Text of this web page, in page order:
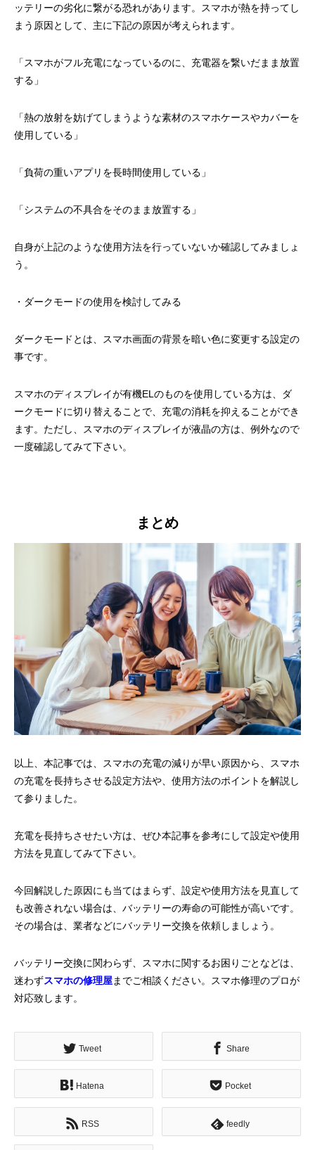
ッテリーの劣化に繋がる恐れがあります。スマホが熱を持ってし
まう原因として、主に下記の原因が考えられます。
「スマホがフル充電になっているのに、充電器を繋いだまま放置
する」
「熱の放射を妨げてしまうような素材のスマホケースやカバーを
使用している」
「負荷の重いアプリを長時間使用している」
「システムの不具合をそのまま放置する」
自身が上記のような使用方法を行っていないか確認してみましょ
う。
・ダークモードの使用を検討してみる
ダークモードとは、スマホ画面の背景を暗い色に変更する設定の
事です。
スマホのディスプレイが有機ELのものを使用している方は、ダ
ークモードに切り替えることで、充電の消耗を抑えることができ
ます。ただし、スマホのディスプレイが液晶の方は、例外なので
一度確認してみて下さい。
まとめ
以上、本記事では、スマホの充電の減りが早い原因から、スマホ
の充電を長持ちさせる設定方法や、使用方法のポイントを解説し
て参りました。
充電を長持ちさせたい方は、ぜひ本記事を参考にして設定や使用
方法を見直してみて下さい。
今回解説した原因にも当てはまらず、設定や使用方法を見直して
も改善されない場合は、バッテリーの寿命の可能性が高いです。
その場合は、業者などにバッテリー交換を依頼しましょう。
バッテリー交換に関わらず、スマホに関するお困りごとなどは、
迷わずスマホの修理屋までご相談ください。スマホ修理のプロが
対応致します。
Tweet Share
Hatena Pocket
RSS feedly